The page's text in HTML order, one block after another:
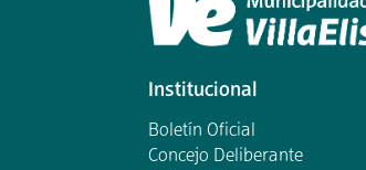
Institucional
Boletín Oficial
Concejo Deliberante